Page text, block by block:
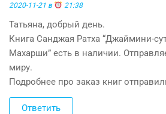
2020-11-21 в 21:38
Татьяна, добрый день.
Книга Санджая Ратха “Джаймини-
Махарши” есть в наличии.
миру.
Подробнее про заказ книг
Ответить